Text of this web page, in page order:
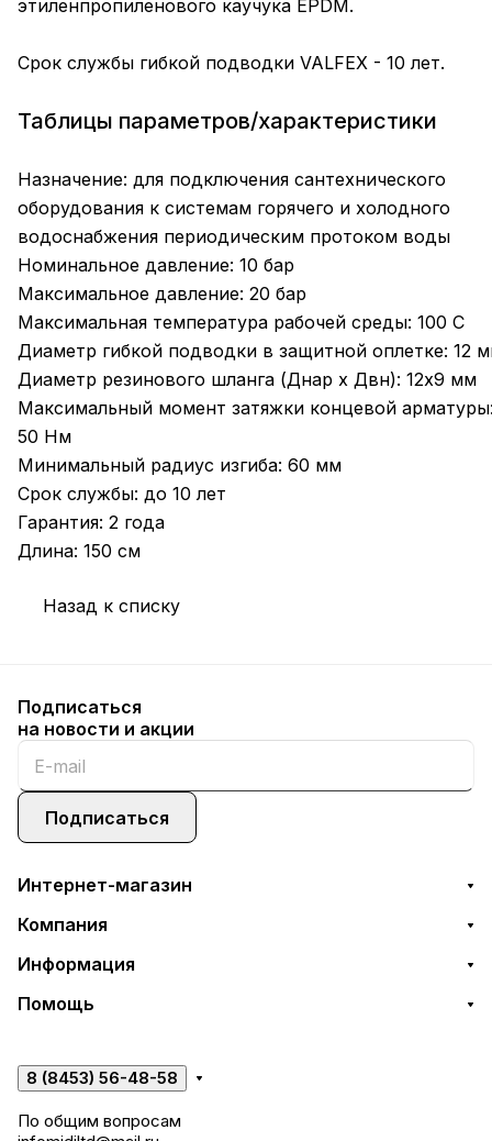
этиленпропиленового каучука EPDM.
Срок службы гибкой подводки VALFEX - 10 лет.
Таблицы параметров/характеристики
Назначение: для подключения сантехнического
оборудования к системам горячего и холодного
водоснабжения периодическим протоком воды
Номинальное давление: 10 бар
Максимальное давление: 20 бар
Максимальная температура рабочей среды: 100 С
Диаметр гибкой подводки в защитной оплетке: 12
Диаметр резинового шланга (Днар х Двн): 12х9 мм
Максимальный момент затяжки концевой
50 Нм
Минимальный радиус изгиба: 60 мм
Срок службы: до 10 лет
Гарантия: 2 года
Длина: 150 см
Назад к списку
Подписаться
на новости и акции
Подписаться
Интернет-магазин
Компания
Информация
Помощь
8 (8453) 56-48-58
По общим вопросам